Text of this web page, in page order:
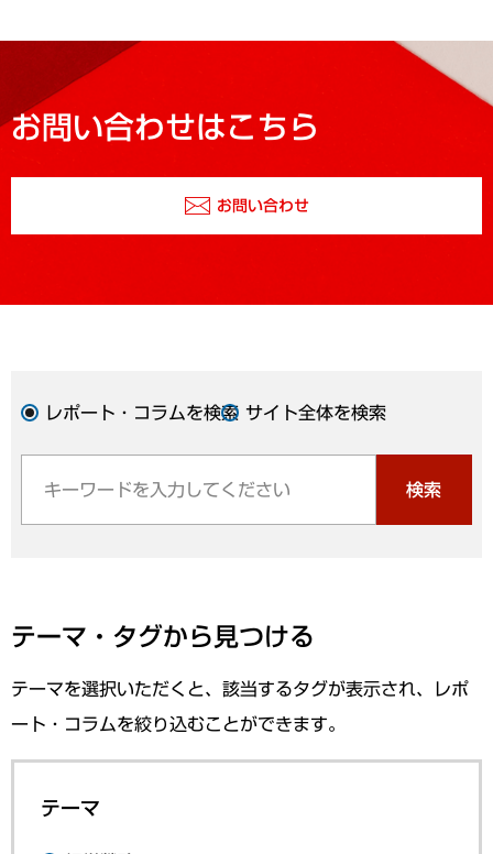
お問い合わせはこちら
お問い合わせ
レポート・コラムを検索 サイト全体を検索
検索
テーマ・タグから見つける
テーマを選択いただくと、該当するタグが表示され、レポ
ート・コラムを絞り込むことができます。
テーマ